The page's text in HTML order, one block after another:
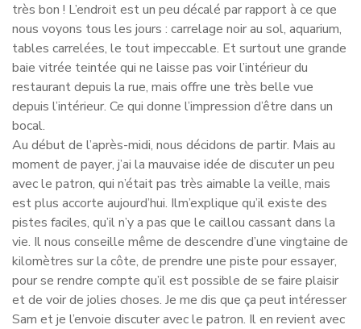
très bon ! L’endroit est un peu décalé par rapport à ce que
nous voyons tous les jours : carrelage noir au sol, aquarium,
tables carrelées, le tout impeccable. Et surtout une grande
baie vitrée teintée qui ne laisse pas voir l’intérieur du
restaurant depuis la rue, mais offre une très belle vue
depuis l’intérieur. Ce qui donne l’impression d’être dans un
bocal.
Au début de l’après-midi, nous décidons de partir. Mais au
moment de payer, j’ai la mauvaise idée de discuter un peu
avec le patron, qui n’était pas très aimable la veille, mais
est plus accorte aujourd’hui. Ilm’explique qu’il existe des
pistes faciles, qu’il n’y a pas que le caillou cassant dans la
vie. Il nous conseille même de descendre d’une vingtaine de
kilomètres sur la côte, de prendre une piste pour essayer,
pour se rendre compte qu’il est possible de se faire plaisir
et de voir de jolies choses. Je me dis que ça peut intéresser
Sam et je l’envoie discuter avec le patron. Il en revient avec